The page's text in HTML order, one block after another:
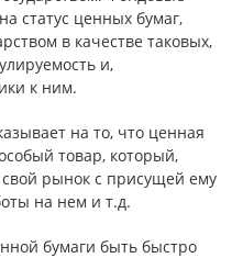
статус ценных бумаг,
в качестве таковых,
и,
к ним.
на то, что ценная
товар, который,
рынок с присущей ему
на нем и т.д.
бумаги быть быстро